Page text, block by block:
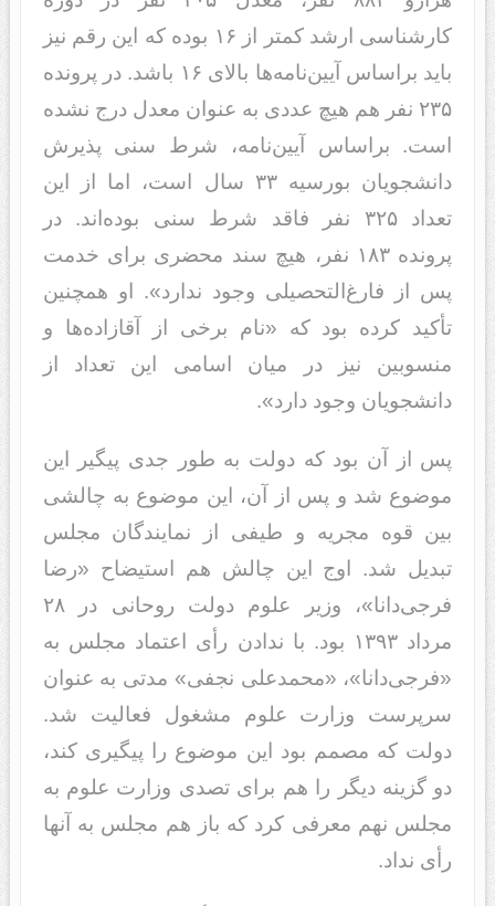
کارشناسی ارشد کمتر از ١۶ بوده که این رقم نیز
باید براساس آیین‌نامه‌ها بالای ١۶ باشد. در پرونده
٢٣۵ نفر هم هیچ عددی به عنوان معدل درج نشده
است. براساس آیین‌نامه، شرط سنی پذیرش
دانشجویان بورسیه ٣٣ سال است، اما از این
تعداد ٣٢۵ نفر فاقد شرط سنی بوده‌اند. در
پرونده ١٨٣ نفر، هیچ سند محضری برای خدمت
پس از فارغ‌التحصیلی وجود ندارد». او همچنین
تأکید کرده بود که «نام برخی از آقازاده‌ها و
منسوبین نیز در میان اسامی این تعداد از
دانشجویان وجود دارد».
پس از آن بود که دولت به طور جدی پیگیر این
موضوع شد و پس از آن، این موضوع به چالشی
بین قوه مجریه و طیفی از نمایندگان مجلس
تبدیل شد. اوج این چالش هم استیضاح «رضا
فرجی‌دانا»، وزیر علوم دولت روحانی در ٢٨
مرداد ١٣٩٣ بود. با ‌ندادن رأی اعتماد مجلس به
«فرجی‌دانا»، «محمدعلی نجفی» مدتی به عنوان
سرپرست وزارت علوم مشغول فعالیت شد.
دولت که مصمم بود این موضوع را پیگیری کند،
دو گزینه دیگر را هم برای تصدی وزارت علوم به
مجلس نهم معرفی کرد که باز هم مجلس به آنها
رأی نداد.